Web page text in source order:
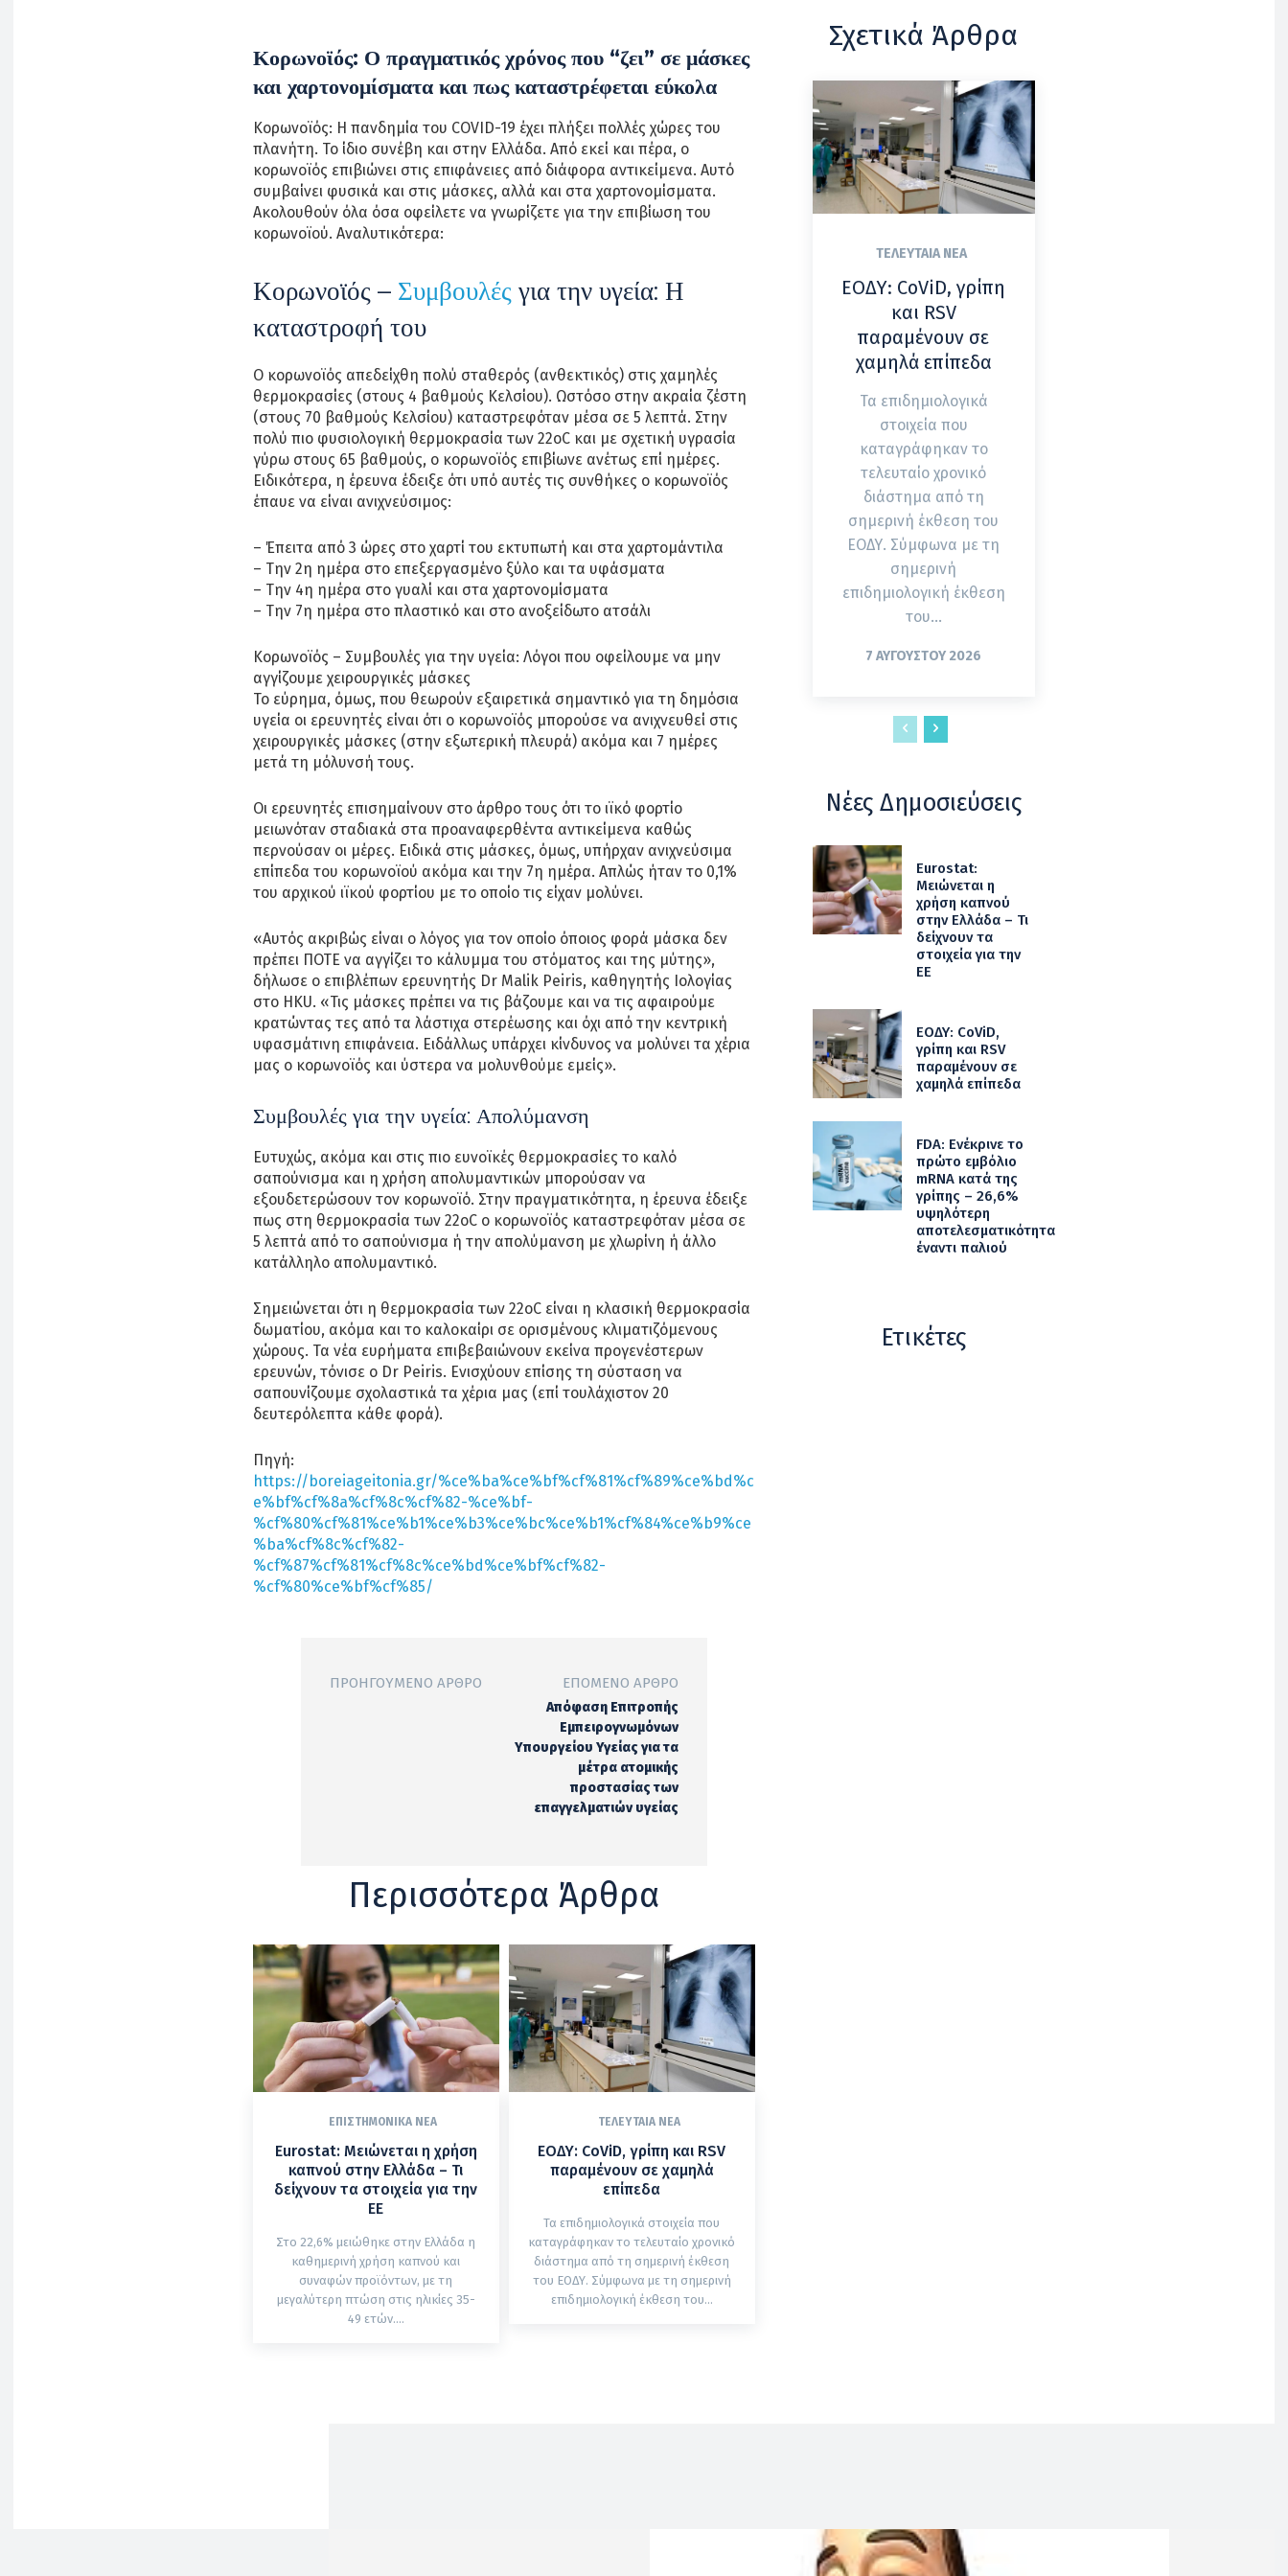
Κορωνοϊός: Ο πραγματικός χρόνος που “ζει” σε μάσκες
και χαρτονομίσματα και πως καταστρέφεται εύκολα
Κορωνοϊός: Η πανδημία του COVID-19 έχει πλήξει πολλές χώρες του
πλανήτη. Το ίδιο συνέβη και στην Ελλάδα. Από εκεί και πέρα, ο
κορωνοϊός επιβιώνει στις επιφάνειες από διάφορα αντικείμενα. Αυτό
συμβαίνει φυσικά και στις μάσκες, αλλά και στα χαρτονομίσματα.
Ακολουθούν όλα όσα οφείλετε να γνωρίζετε για την επιβίωση του
κορωνοϊού. Αναλυτικότερα:
Κορωνοϊός – Συμβουλές για την υγεία: Η
καταστροφή του
Ο κορωνοϊός απεδείχθη πολύ σταθερός (ανθεκτικός) στις χαμηλές
θερμοκρασίες (στους 4 βαθμούς Κελσίου). Ωστόσο στην ακραία ζέστη
(στους 70 βαθμούς Κελσίου) καταστρεφόταν μέσα σε 5 λεπτά. Στην
πολύ πιο φυσιολογική θερμοκρασία των 22οC και με σχετική υγρασία
γύρω στους 65 βαθμούς, ο κορωνοϊός επιβίωνε ανέτως επί ημέρες.
Ειδικότερα, η έρευνα έδειξε ότι υπό αυτές τις συνθήκες ο κορωνοϊός
έπαυε να είναι ανιχνεύσιμος:
– Έπειτα από 3 ώρες στο χαρτί του εκτυπωτή και στα χαρτομάντιλα
– Την 2η ημέρα στο επεξεργασμένο ξύλο και τα υφάσματα
– Την 4η ημέρα στο γυαλί και στα χαρτονομίσματα
– Την 7η ημέρα στο πλαστικό και στο ανοξείδωτο ατσάλι
Κορωνοϊός – Συμβουλές για την υγεία: Λόγοι που οφείλουμε να μην
αγγίζουμε χειρουργικές μάσκες
Το εύρημα, όμως, που θεωρούν εξαιρετικά σημαντικό για τη δημόσια
υγεία οι ερευνητές είναι ότι ο κορωνοϊός μπορούσε να ανιχνευθεί στις
χειρουργικές μάσκες (στην εξωτερική πλευρά) ακόμα και 7 ημέρες
μετά τη μόλυνσή τους.
Οι ερευνητές επισημαίνουν στο άρθρο τους ότι το ιϊκό φορτίο
μειωνόταν σταδιακά στα προαναφερθέντα αντικείμενα καθώς
περνούσαν οι μέρες. Ειδικά στις μάσκες, όμως, υπήρχαν ανιχνεύσιμα
επίπεδα του κορωνοϊού ακόμα και την 7η ημέρα. Απλώς ήταν το 0,1%
του αρχικού ιϊκού φορτίου με το οποίο τις είχαν μολύνει.
«Αυτός ακριβώς είναι ο λόγος για τον οποίο όποιος φορά μάσκα δεν
πρέπει ΠΟΤΕ να αγγίζει το κάλυμμα του στόματος και της μύτης»,
δήλωσε ο επιβλέπων ερευνητής Dr Malik Peiris, καθηγητής Ιολογίας
στο HKU. «Τις μάσκες πρέπει να τις βάζουμε και να τις αφαιρούμε
κρατώντας τες από τα λάστιχα στερέωσης και όχι από την κεντρική
υφασμάτινη επιφάνεια. Ειδάλλως υπάρχει κίνδυνος να μολύνει τα χέρια
μας ο κορωνοϊός και ύστερα να μολυνθούμε εμείς».
Συμβουλές για την υγεία: Απολύμανση
Ευτυχώς, ακόμα και στις πιο ευνοϊκές θερμοκρασίες το καλό
σαπούνισμα και η χρήση απολυμαντικών μπορούσαν να
εξουδετερώσουν τον κορωνοϊό. Στην πραγματικότητα, η έρευνα έδειξε
πως στη θερμοκρασία των 22οC ο κορωνοϊός καταστρεφόταν μέσα σε
5 λεπτά από το σαπούνισμα ή την απολύμανση με χλωρίνη ή άλλο
κατάλληλο απολυμαντικό.
Σημειώνεται ότι η θερμοκρασία των 22οC είναι η κλασική θερμοκρασία
δωματίου, ακόμα και το καλοκαίρι σε ορισμένους κλιματιζόμενους
χώρους. Τα νέα ευρήματα επιβεβαιώνουν εκείνα προγενέστερων
ερευνών, τόνισε ο Dr Peiris. Ενισχύουν επίσης τη σύσταση να
σαπουνίζουμε σχολαστικά τα χέρια μας (επί τουλάχιστον 20
δευτερόλεπτα κάθε φορά).
Πηγή:
https://boreiageitonia.gr/%ce%ba%ce%bf%cf%81%cf%89%ce%bd%c
e%bf%cf%8a%cf%8c%cf%82-%ce%bf-
%cf%80%cf%81%ce%b1%ce%b3%ce%bc%ce%b1%cf%84%ce%b9%ce
%ba%cf%8c%cf%82-
%cf%87%cf%81%cf%8c%ce%bd%ce%bf%cf%82-
%cf%80%ce%bf%cf%85/
ΠΡΟΗΓΟΎΜΕΝΟ ΆΡΘΡΟ ΕΠΌΜΕΝΟ ΆΡΘΡΟ
Απόφαση Επιτροπής
Εμπειρογνωμόνων
Υπουργείου Υγείας για τα
μέτρα ατομικής
προστασίας των
επαγγελματιών υγείας
Περισσότερα Άρθρα
ΕΠΙΣΤΗΜΟΝΙΚΆ ΝΈΑ
Eurostat: Μειώνεται η χρήση
καπνού στην Ελλάδα – Τι
δείχνουν τα στοιχεία για την
ΕΕ
Στο 22,6% μειώθηκε στην Ελλάδα η
καθημερινή χρήση καπνού και
συναφών προϊόντων, με τη
μεγαλύτερη πτώση στις ηλικίες 35-
49 ετών....
ΤΕΛΕΥΤΑΊΑ ΝΈΑ
ΕΟΔΥ: CoViD, γρίπη και RSV
παραμένουν σε χαμηλά
επίπεδα
Τα επιδημιολογικά στοιχεία που
καταγράφηκαν το τελευταίο χρονικό
διάστημα από τη σημερινή έκθεση
του ΕΟΔΥ. Σύμφωνα με τη σημερινή
επιδημιολογική έκθεση του...
Σχετικά Άρθρα
ΤΕΛΕΥΤΑΊΑ ΝΈΑ
ΕΟΔΥ: CoViD, γρίπη
και RSV
παραμένουν σε
χαμηλά επίπεδα
Τα επιδημιολογικά
στοιχεία που
καταγράφηκαν το
τελευταίο χρονικό
διάστημα από τη
σημερινή έκθεση του
ΕΟΔΥ. Σύμφωνα με τη
σημερινή
επιδημιολογική έκθεση
του...
7 ΑΥΓΟΎΣΤΟΥ 2026
Νέες Δημοσιεύσεις
Eurostat:
Μειώνεται η
χρήση καπνού
στην Ελλάδα – Τι
δείχνουν τα
στοιχεία για την
ΕΕ
ΕΟΔΥ: CoViD,
γρίπη και RSV
παραμένουν σε
χαμηλά επίπεδα
FDA: Ενέκρινε το
πρώτο εμβόλιο
mRNA κατά της
γρίπης – 26,6%
υψηλότερη
αποτελεσματικότητα
έναντι παλιού
Ετικέτες